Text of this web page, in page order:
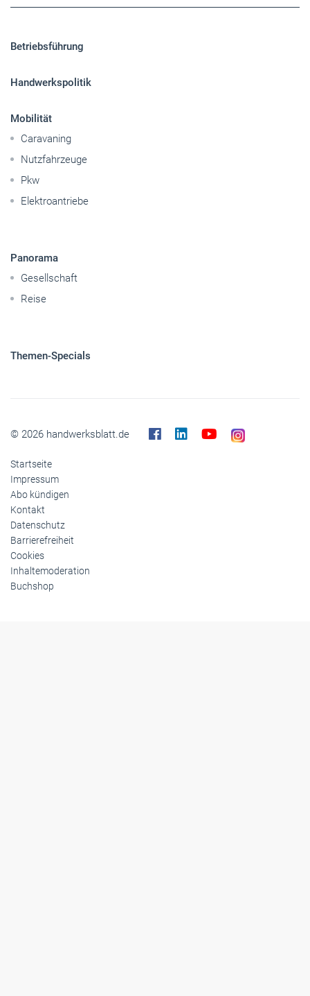
Betriebsführung
Handwerkspolitik
Mobilität
Caravaning
Nutzfahrzeuge
Pkw
Elektroantriebe
Panorama
Gesellschaft
Reise
Themen-Specials
© 2026 handwerksblatt.de
Startseite
Impressum
Abo kündigen
Kontakt
Datenschutz
Barrierefreiheit
Cookies
Inhaltemoderation
Buchshop